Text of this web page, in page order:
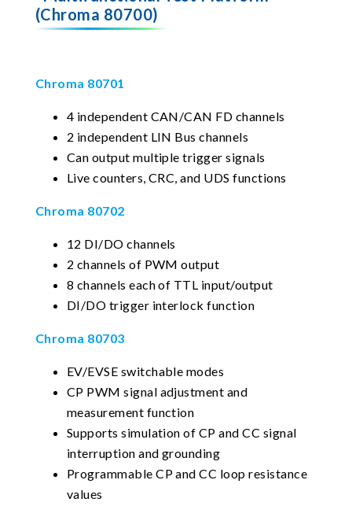
(Chroma 80700)
Chroma 80701
4 independent CAN/CAN FD channels
2 independent LIN Bus channels
Can output multiple trigger signals
Live counters, CRC, and UDS functions
Chroma 80702
12 DI/DO channels
2 channels of PWM output
8 channels each of TTL input/output
DI/DO trigger interlock function
Chroma 80703
EV/EVSE switchable modes
CP PWM signal adjustment and
measurement function
Supports simulation of CP and CC signal
interruption and grounding
Programmable CP and CC loop resistance
values